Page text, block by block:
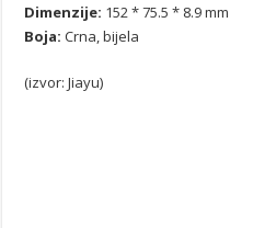
Dimenzije: 152 * 75.5 * 8.9 mm
Boja: Crna, bijela
(izvor: Jiayu)